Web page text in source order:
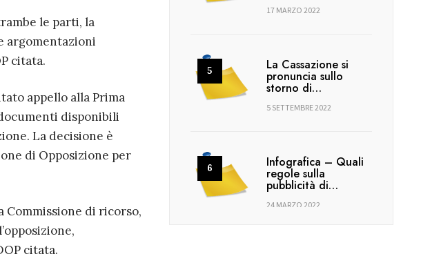
le parti, la
argomentazioni
citata.
appello alla Prima
disponibili
La decisione è
di Opposizione per
Commissione di ricorso,
citata.
17 MARZO 2022
La Cassazione si
pronuncia sullo
storno di…
5 SETTEMBRE 2022
Infografica – Quali
regole sulla
pubblicità di…
24 MARZO 2022